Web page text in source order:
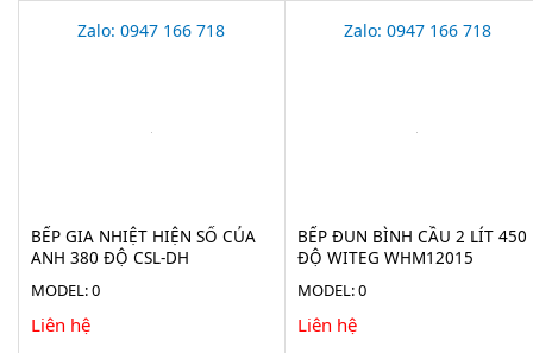
Zalo: 0947 166 718
BẾP GIA NHIỆT HIỆN SỐ CỦA
ANH 380 ĐỘ CSL-DH
MODEL: 0
Liên hệ
Zalo: 0947 166 718
BẾP ĐUN BÌNH CẦU 2 LÍT 450
ĐỘ WITEG WHM12015
MODEL: 0
Liên hệ